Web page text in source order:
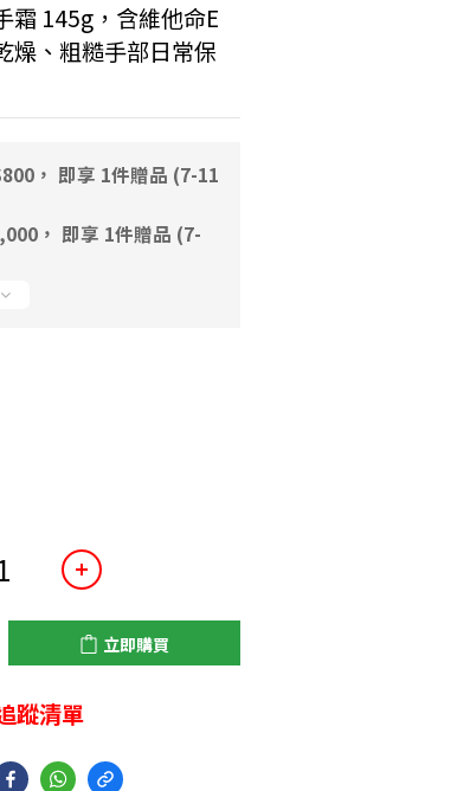
霜 145g，含維他命E
燥、粗糙手部日常保
， 即享 1件贈品 (7-11
， 即享 1件贈品 (7-
立即購買
蹤清單